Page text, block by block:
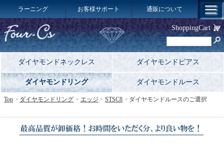
ラーニング お客様サポート 通販について
ダイヤモンドネックレス ダイヤモンドピアス
ダイヤモンドリング ダイヤモンドルース
Top ダイヤモンドリング エッジ STSC8 ダイヤモンドルースのご選択
ShoppingCart